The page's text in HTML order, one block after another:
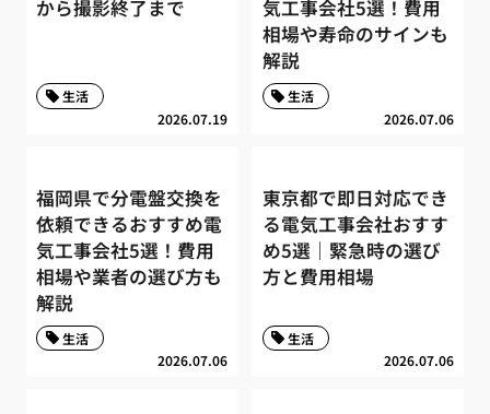
から撮影終了まで
2026.07.19
生活
気工事会社5選！費用
相場や寿命のサインも
解説
2026.07.06
生活
福岡県で分電盤交換を
依頼できるおすすめ電
気工事会社5選！費用
相場や業者の選び方も
解説
2026.07.06
生活
東京都で即日対応でき
る電気工事会社おすす
め5選｜緊急時の選び
方と費用相場
2026.07.06
生活